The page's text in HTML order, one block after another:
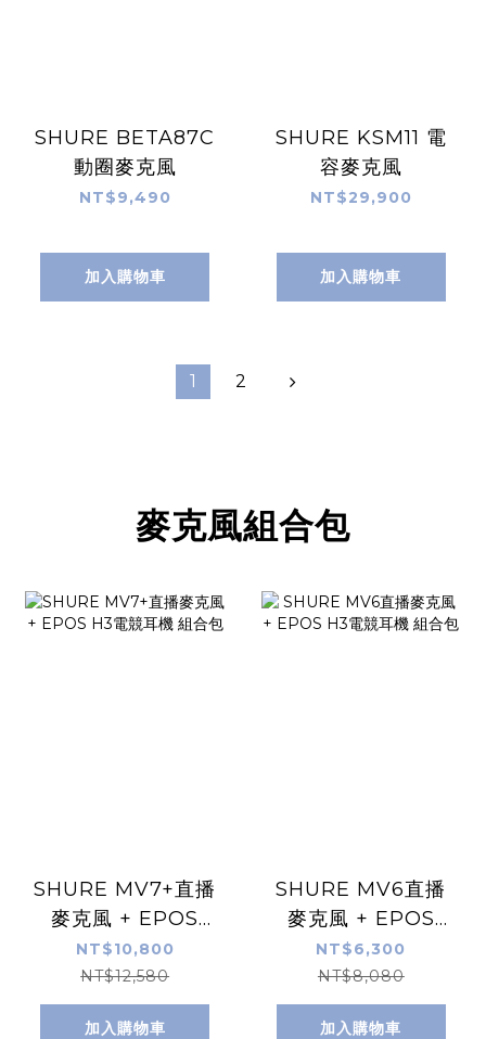
SHURE BETA87C
動圈麥克風
NT$9,490
加入購物車
SHURE KSM11 電
容麥克風
NT$29,900
加入購物車
1 2
麥克風組合包
SHURE MV7+直播
麥克風 + EPOS
H3電競耳機 組合包
NT$10,800
NT$12,580
加入購物車
SHURE MV6直播
麥克風 + EPOS
H3電競耳機 組合包
NT$6,300
NT$8,080
加入購物車